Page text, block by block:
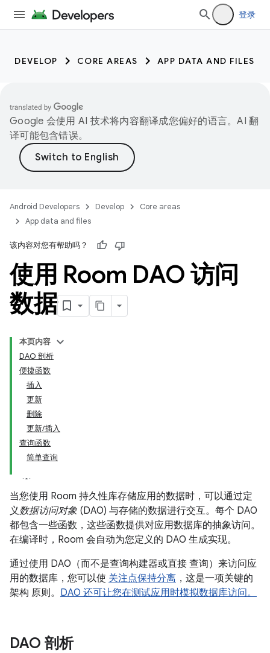
登录
DEVELOP CORE AREAS APP DATA AND FILES
Google 会使用 AI 技术将内容翻译成您偏好的语言。AI 翻
译可能包含错误。
Android Developers Develop
Core areas
App data and files
该内容对您有帮助吗？
使用 Room DAO 访问
数据
本页内容
DAO 剖析
便捷函数
插入
更新
删除
更新/插入
查询函数
简单查询
当您使用 Room 持久性库存储应用的数据时，可以通过定
义数据访问对象 (DAO) 与存储的数据进行交互。每个 DAO
都包含一些函数，这些函数提供对应用数据库的抽象访问。
在编译时，Room 会自动为您定义的 DAO 生成实现。
通过使用 DAO（而不是查询构建器或直接 查询）来访问应
用的数据库，您可以使 关注点保持分离 ，这是一项关键的
架构 原则。 DAO 还可让您在测试应用时模拟数据库访问。
DAO 剖析